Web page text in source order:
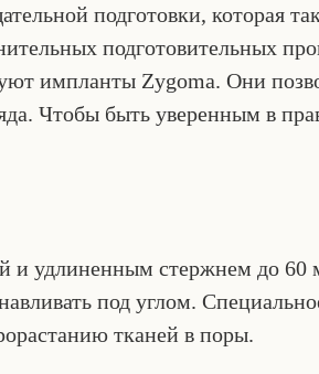
подготовки, которая
подготовительных
импланты Zygoma. Они
Чтобы быть уверенным в
и удлиненным стержнем до 60
под углом.
тканей в поры.